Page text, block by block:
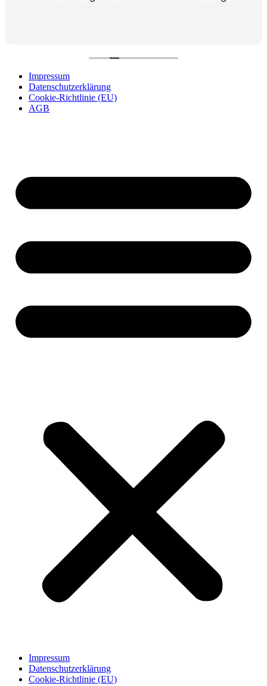
Impressum
Datenschutzerklärung
Cookie-Richtlinie (EU)
AGB
Impressum
Datenschutzerklärung
Cookie-Richtlinie (EU)